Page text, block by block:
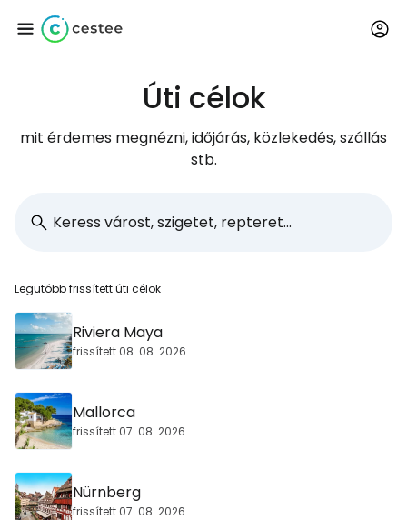
Úti célok
mit érdemes megnézni, időjárás, közlekedés, szállás
stb.
Legutóbb frissített úti célok
Riviera Maya
frissített 08. 08. 2026
Mallorca
frissített 07. 08. 2026
Nürnberg
frissített 07. 08. 2026
Bejelentkezés a
Cestee-be